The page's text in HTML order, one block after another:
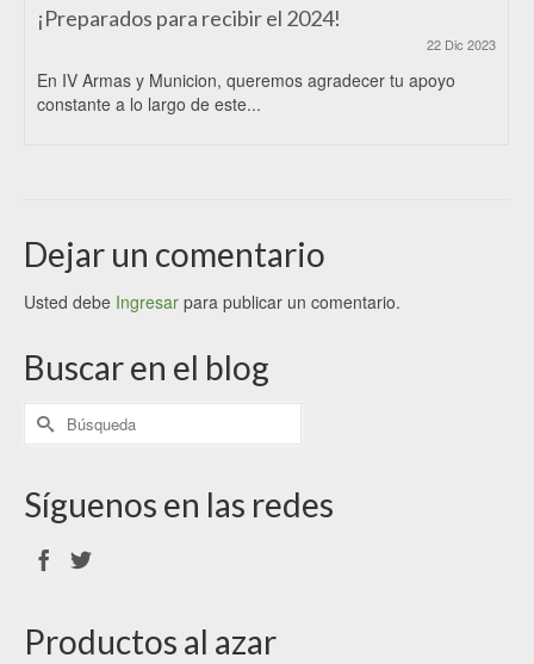
¡Preparados para recibir el 2024!
22 Dic 2023
En IV Armas y Municion, queremos agradecer tu apoyo
constante a lo largo de este...
Dejar un comentario
Usted debe Ingresar para publicar un comentario.
Buscar en el blog
Síguenos en las redes
Productos al azar